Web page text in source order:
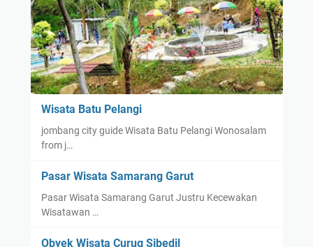
Wisata Batu Pelangi
jombang city guide Wisata Batu Pelangi Wonosalam
from j…
Pasar Wisata Samarang Garut
Pasar Wisata Samarang Garut Justru Kecewakan
Wisatawan …
Obyek Wisata Curug Sibedil